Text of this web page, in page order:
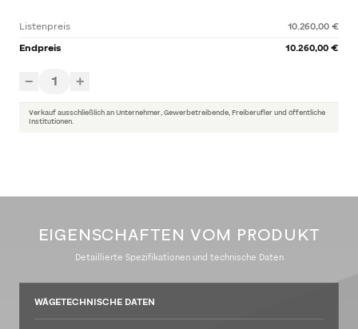
Listenpreis
10.260,00 €
Endpreis
10.260,00 €
− 1 +
Verkauf ausschließlich an Unternehmer, Gewerbetreibende, Freiberufler und öffentliche
Institutionen.
EIGENSCHAFTEN VOM PRODUKT
Detaillierte Spezifikationen und technische Daten
WÄGETECHNISCHE DATEN